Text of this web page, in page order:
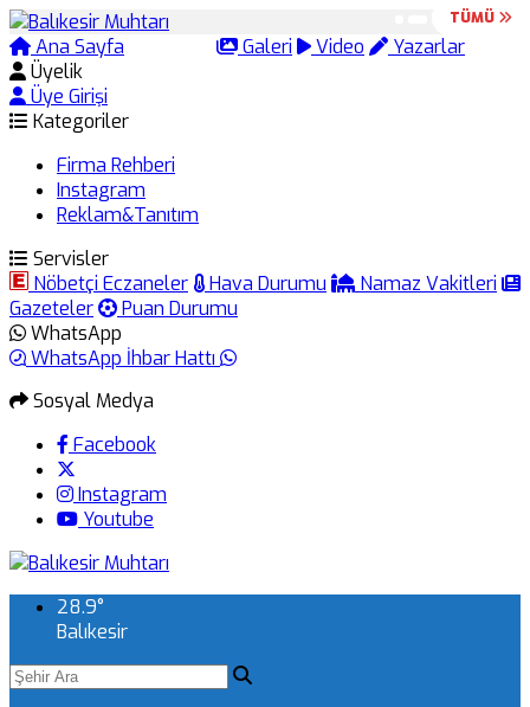
Ana Sayfa Galeri Video
Yazarlar
Üyelik
Üye Girişi
Kategoriler
Firma Rehberi
Instagram
Reklam&Tanıtım
Servisler
Nöbetçi Eczaneler
Hava Durumu
Namaz Vakitleri
Gazeteler
Puan Durumu
WhatsApp
WhatsApp İhbar Hattı
Sosyal Medya
Facebook
Instagram
Youtube
28.9°
Balıkesir
TÜMÜ
TÜMÜ